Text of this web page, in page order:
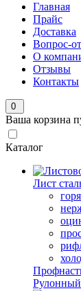
Главная
Прайс
Доставка
Вопрос-
О
Отзывы
Контакты
0
Ваша корзина
Каталог
Лист